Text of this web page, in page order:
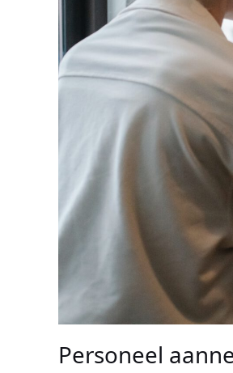
Personeel